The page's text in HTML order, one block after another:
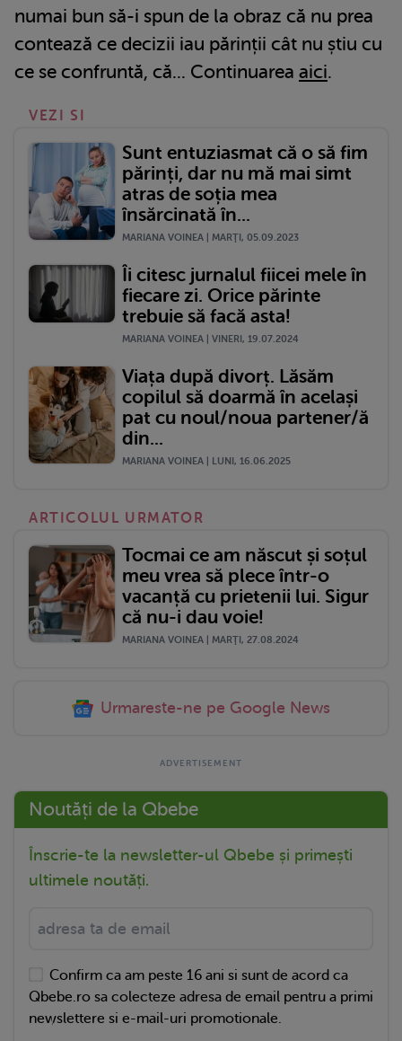
numai bun să-i spun de la obraz că nu prea
contează ce decizii iau părinții cât nu știu cu
ce se confruntă, că... Continuarea aici.
VEZI SI
Sunt entuziasmat că o să fim
părinți, dar nu mă mai simt
atras de soția mea
însărcinată în...
MARIANA VOINEA | MARŢI, 05.09.2023
Îi citesc jurnalul fiicei mele în
fiecare zi. Orice părinte
trebuie să facă asta!
MARIANA VOINEA | VINERI, 19.07.2024
Viața după divorț. Lăsăm
copilul să doarmă în același
pat cu noul/noua partener/ă
din...
MARIANA VOINEA | LUNI, 16.06.2025
ARTICOLUL URMATOR
Tocmai ce am născut și soțul
meu vrea să plece într-o
vacanță cu prietenii lui. Sigur
că nu-i dau voie!
MARIANA VOINEA | MARŢI, 27.08.2024
Urmareste-ne pe Google News
Noutăți de la Qbebe
Înscrie-te la newsletter-ul Qbebe și primești
ultimele noutăți.
Confirm ca am peste 16 ani si sunt de acord ca
Qbebe.ro sa colecteze adresa de email pentru a primi
newslettere si e-mail-uri promotionale.